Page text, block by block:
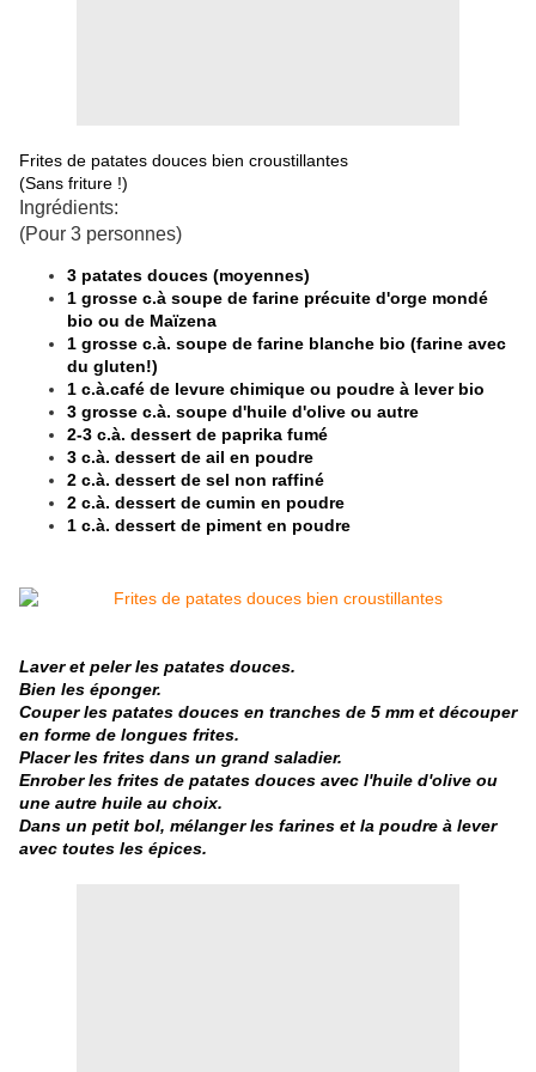
Frites de patates douces bien croustillantes
(Sans friture !)
Ingrédients:
(Pour 3 personnes)
3 patates douces (moyennes)
1 grosse c.à soupe de farine précuite d'orge mondé
bio ou de Maïzena
1 grosse c.à. soupe de farine blanche bio (farine avec
du gluten!)
1 c.à.café de levure chimique ou poudre à lever bio
3 grosse c.à. soupe d'huile d'olive ou autre
2-3 c.à. dessert de paprika fumé
3 c.à. dessert de ail en poudre
2 c.à. dessert de sel non raffiné
2 c.à. dessert de cumin en poudre
1 c.à. dessert de piment en poudre
Laver et peler les patates douces.
Bien les éponger.
Couper les patates douces en tranches de 5 mm et découper
en forme de longues frites.
Placer les frites dans un grand saladier.
Enrober les frites de patates douces avec l'huile d'olive ou
une autre huile au choix.
Dans un petit bol, mélanger les farines et la poudre à lever
avec toutes les épices.